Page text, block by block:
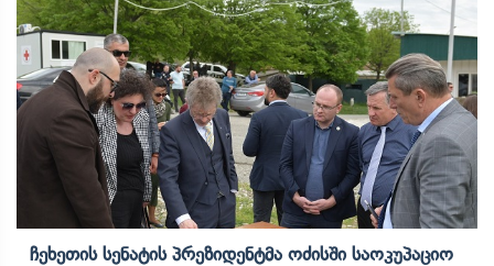
Ჩეხეთის Სენატის Პრეზიდენტმა Ოძისში Საოკუპაციო